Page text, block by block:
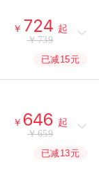
￥  起
￥739
已减15元
￥  起
￥659
已减13元